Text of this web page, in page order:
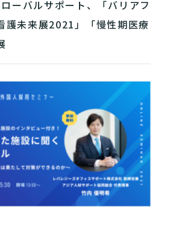
ーバルサポート、「バリアフ
護未来展2021」「慢性期医療